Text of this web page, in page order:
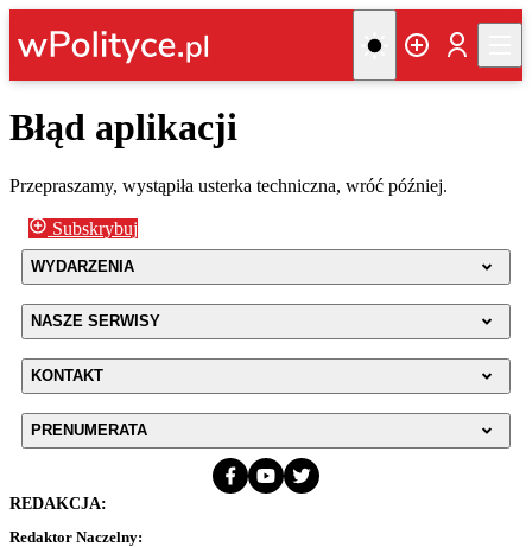
Błąd aplikacji
Przepraszamy, wystąpiła usterka techniczna, wróć później.
Subskrybuj
WYDARZENIA
NASZE SERWISY
KONTAKT
PRENUMERATA
REDAKCJA:
Redaktor Naczelny: